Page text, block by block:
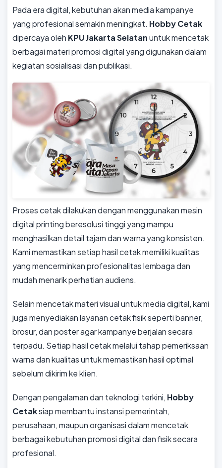
Pada era digital, kebutuhan akan media kampanye
yang profesional semakin meningkat. Hobby Cetak
dipercaya oleh KPU Jakarta Selatanuntuk mencetak
berbagai materi promosi digital yang digunakan dalam
kegiatan sosialisasi dan publikasi.
Proses cetak dilakukan dengan menggunakan mesin
digital printing beresolusi tinggi yang mampu
menghasilkan detail tajam dan warna yang konsisten.
Kami memastikan setiap hasil cetak memiliki kualitas
yang mencerminkan profesionalitas lembaga dan
mudah menarik perhatian audiens.
Selain mencetak materi visual untuk media digital, kami
juga menyediakan layanan cetak fisik seperti banner,
brosur, dan poster agar kampanye berjalan secara
terpadu. Setiap hasil cetak melalui tahap pemeriksaan
warna dan kualitas untuk memastikan hasil optimal
sebelum dikirim ke klien.
Dengan pengalaman dan teknologi terkini, Hobby
Cetaksiap membantu instansi pemerintah,
perusahaan, maupun organisasi dalam mencetak
berbagai kebutuhan promosi digital dan fisik secara
profesional.